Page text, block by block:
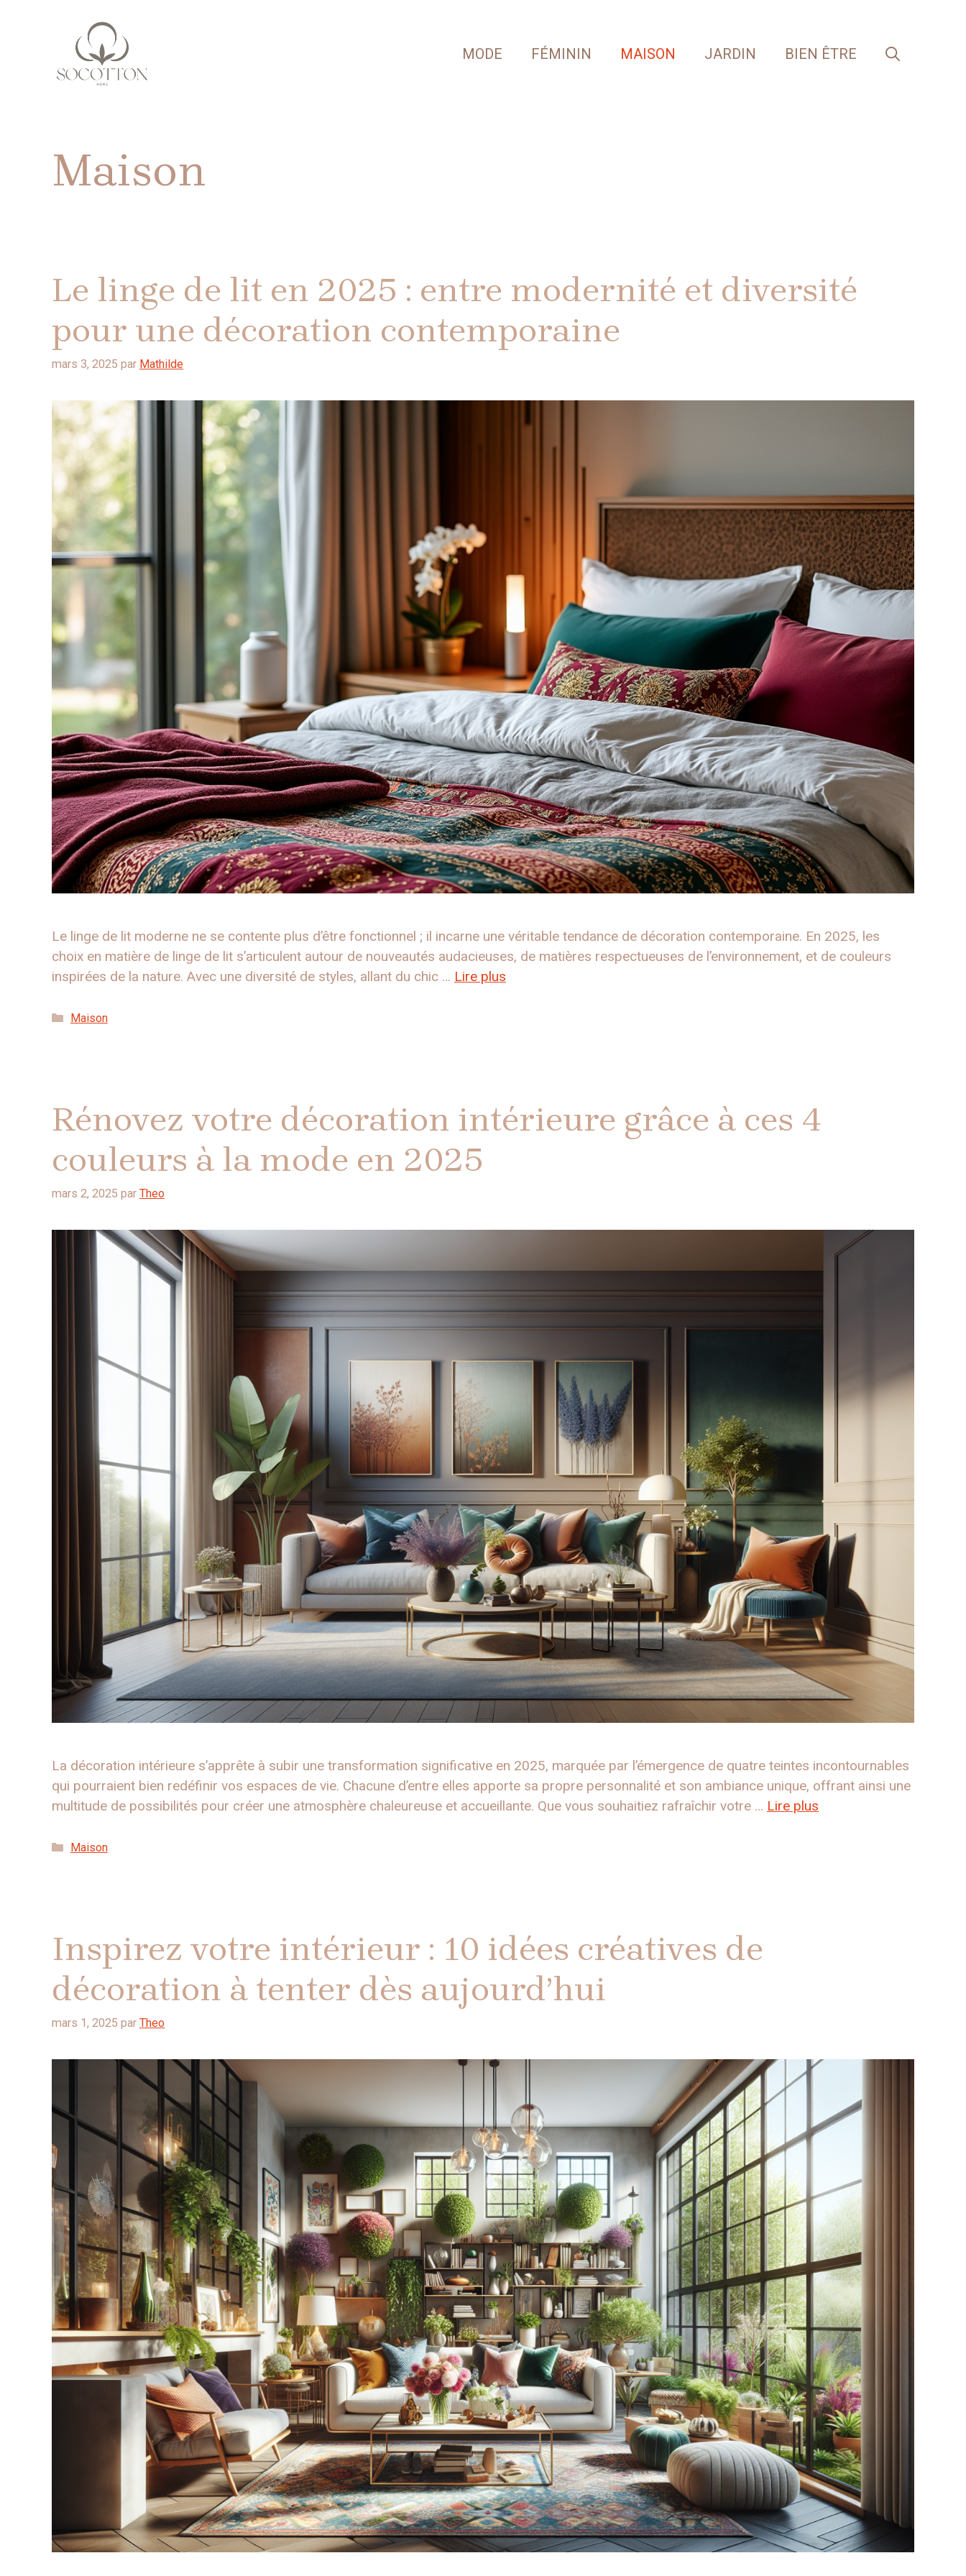
MODE FÉMININ MAISON JARDIN BIEN ÊTRE
Maison
Le linge de lit en 2025 : entre modernité et diversité
pour une décoration contemporaine
mars 3, 2025 par Mathilde
Le linge de lit moderne ne se contente plus d’être fonctionnel ; il incarne une véritable tendance de décoration contemporaine. En 2025, les
choix en matière de linge de lit s’articulent autour de nouveautés audacieuses, de matières respectueuses de l’environnement, et de couleurs
inspirées de la nature. Avec une diversité de styles, allant du chic … Lire plus
Catégories
Maison
Rénovez votre décoration intérieure grâce à ces 4
couleurs à la mode en 2025
mars 2, 2025 par Theo
La décoration intérieure s’apprête à subir une transformation significative en 2025, marquée par l’émergence de quatre teintes incontournables
qui pourraient bien redéfinir vos espaces de vie. Chacune d’entre elles apporte sa propre personnalité et son ambiance unique, offrant ainsi une
multitude de possibilités pour créer une atmosphère chaleureuse et accueillante. Que vous souhaitiez rafraîchir votre … Lire plus
Catégories
Maison
Inspirez votre intérieur : 10 idées créatives de
décoration à tenter dès aujourd’hui
mars 1, 2025 par Theo